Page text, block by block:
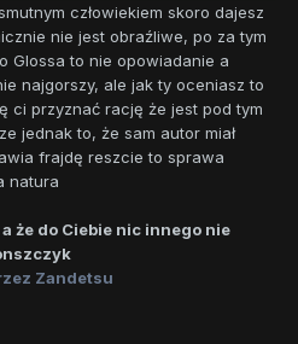
następnym razem napisałbyś
humoru. Wieczorem powinna
co ja (chyba, że Cahan
zbierać).
w tą rozmowę? A wiem...
nadzieję, że następnym
Panie Glass, to klawiatura
człowiekiem skoro dajesz
nie jest obraźliwe, po za tym
Glossa to nie opowiadanie a
najgorszy, ale jak ty oceniasz to
ci przyznać rację że jest pod tym
jednak to, że sam autor miał
frajdę reszcie to sprawa
natura
że do Ciebie nic innego nie
Zandetsu